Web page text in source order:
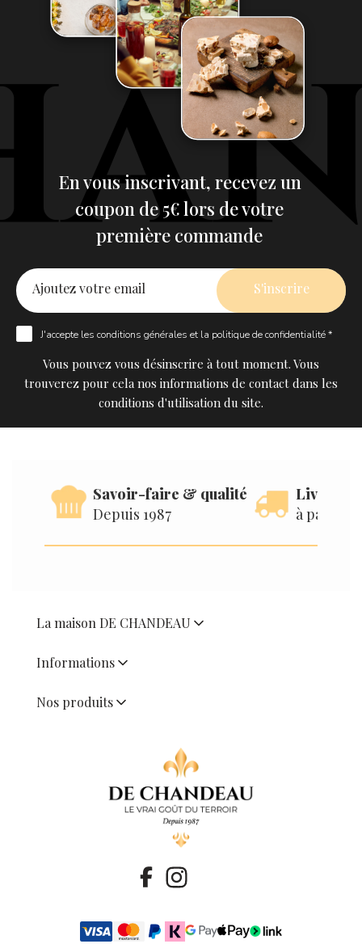
En vous inscrivant, recevez un
coupon de 5€ lors de votre
première commande
J'accepte les conditions générales et la politique de confidentialité *
Vous pouvez vous désinscrire à tout moment. Vous
trouverez pour cela nos informations de contact dans les
conditions d'utilisation du site.
Savoir-faire & qualité
Depuis 1987
à partir
La maison DE CHANDEAU
Informations
Nos produits